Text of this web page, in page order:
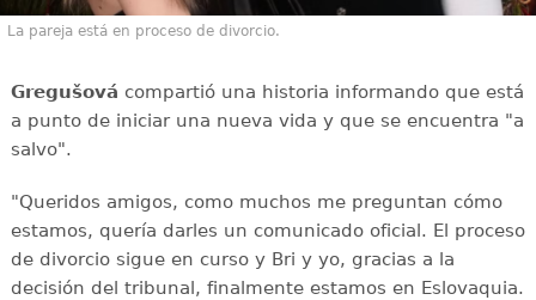
La pareja está en proceso de divorcio.
Gregušová compartió una historia informando que está
a punto de iniciar una nueva vida y que se encuentra "a
salvo".
"Queridos amigos, como muchos me preguntan cómo
estamos, quería darles un comunicado oficial. El proceso
de divorcio sigue en curso y Bri y yo, gracias a la
decisión del tribunal, finalmente estamos en Eslovaquia.